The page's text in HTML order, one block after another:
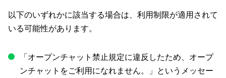
以下のいずれかに該当する場合は、利用制限が適用されて
いる可能性があります。
「オープンチャット禁止規定に違反したため、オープ
ンチャットをご利用になれません。」というメッセー